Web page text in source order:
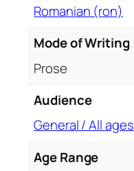
Romanian (ron)
Mode of Writing
Prose
Audience
General / All ages
Age Range